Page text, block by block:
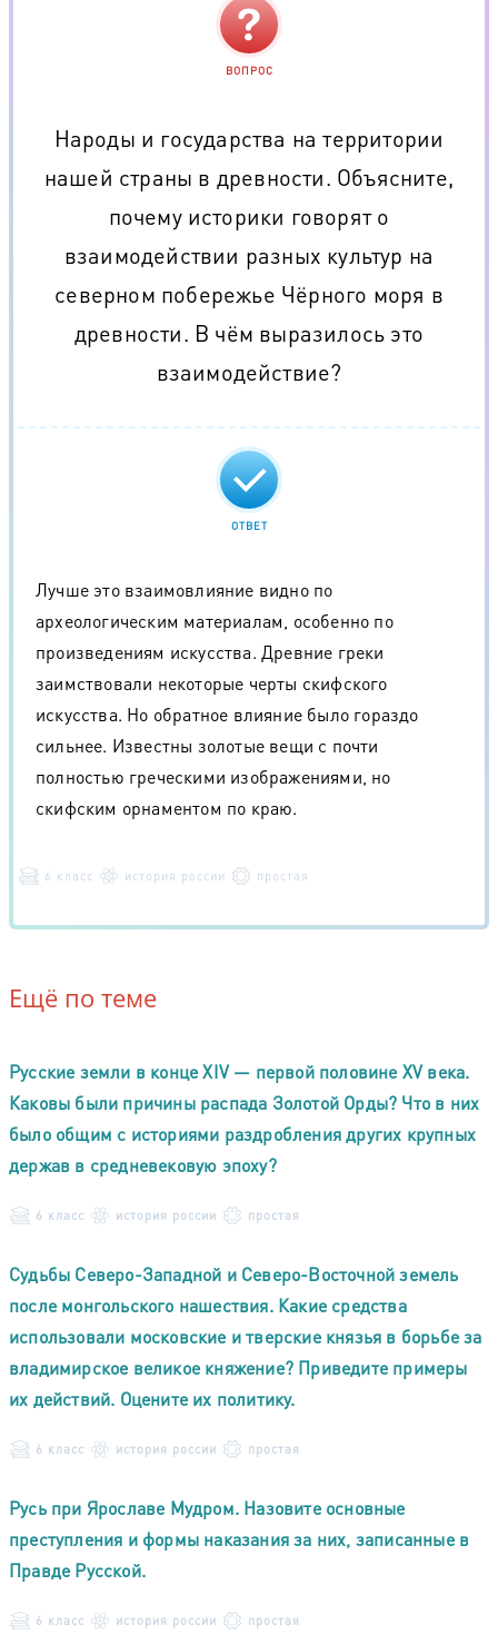
ВОПРОС
Народы и государства на территории
нашей страны в древности. Объясните,
почему историки говорят о
взаимодействии разных культур на
северном побережье Чёрного моря в
древности. В чём выразилось это
взаимодействие?
ОТВЕТ
Лучше это взаимовлияние видно по
археологическим материалам, особенно по
произведениям искусства. Древние греки
заимствовали некоторые черты скифского
искусства. Но обратное влияние было гораздо
сильнее. Известны золотые вещи с почти
полностью греческими изображениями, но
скифским орнаментом по краю.
6 класс история россии простая
Ещё по теме
Русские земли в конце XIV — первой половине XV века.
Каковы были причины распада Золотой Орды? Что в них
было общим с историями раздробления других крупных
держав в средневековую эпоху?
6 класс история россии простая
Судьбы Северо-Западной и Северо-Восточной земель
после монгольского нашествия. Какие средства
использовали московские и тверские князья в борьбе за
владимирское великое княжение? Приведите примеры
их действий. Оцените их политику.
6 класс история россии простая
Русь при Ярославе Мудром. Назовите основные
преступления и формы наказания за них, записанные в
Правде Русской.
6 класс история россии простая